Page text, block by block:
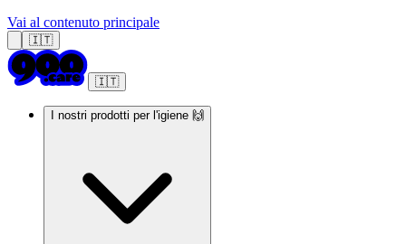
Vai al contenuto principale
🇮🇹
🇮🇹
I nostri prodotti per l'igiene 🙌